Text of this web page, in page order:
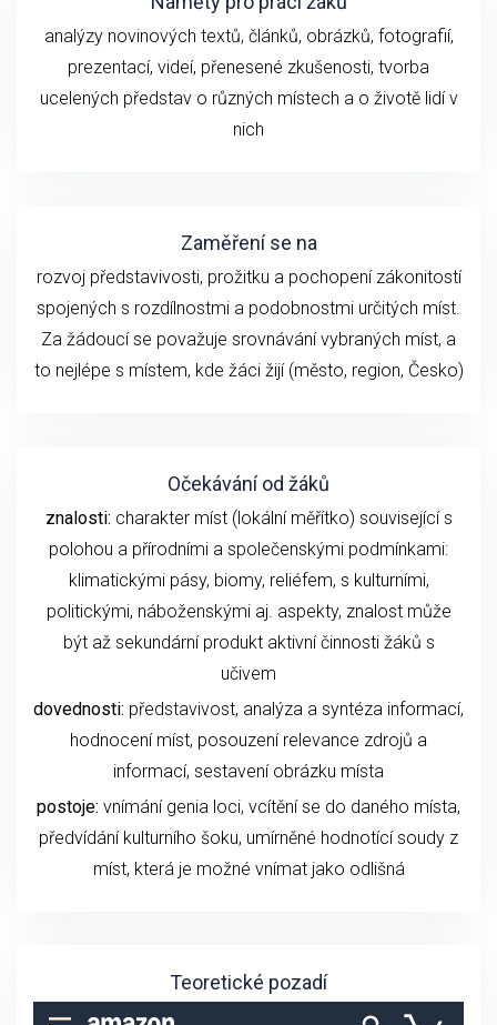
analýzy novinových textů, článků, obrázků, fotografií,
prezentací, videí, přenesené zkušenosti, tvorba
ucelených představ o různých místech a o životě lidí v
nich
Zaměření se na
rozvoj představivosti, prožitku a pochopení zákonitostí
spojených s rozdílnostmi a podobnostmi určitých míst.
Za žádoucí se považuje srovnávání vybraných míst, a
to nejlépe s místem, kde žáci žijí (město, region, Česko)
Očekávání od žáků
znalosti: charakter míst (lokální měřítko) související s
polohou a přírodními a společenskými podmínkami:
klimatickými pásy, biomy, reliéfem, s kulturními,
politickými, náboženskými aj. aspekty, znalost může
být až sekundární produkt aktivní činnosti žáků s
učivem
dovednosti: představivost, analýza a syntéza informací,
hodnocení míst, posouzení relevance zdrojů a
informací, sestavení obrázku místa
postoje: vnímání genia loci, vcítění se do daného místa,
předvídání kulturního šoku, umírněné hodnotící soudy z
míst, která je možné vnímat jako odlišná
Teoretické pozadí